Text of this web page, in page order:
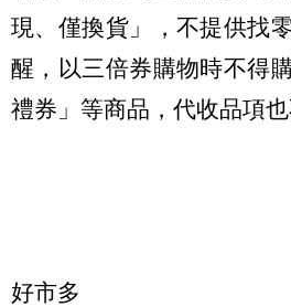
現、僅換貨」，不提供找
醒，以三倍券購物時不得
禮券」等商品，代收品項也
好市多